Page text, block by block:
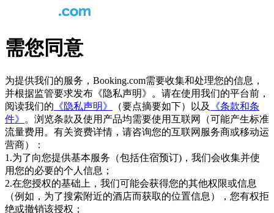
需您同意
为提供我们的服务，Booking.com需要收集和处理您的信息，
并根据监管要求发布《隐私声明》。请在使用我们的平台前，
阅读我们的 《隐私声明》 （要点摘要如下）以及
《条款和条
件》
。浏览条款及使用产品均需要使用互联网（可能产生标准
流量费用。有关资费详情，请咨询您的互联网服务商或移动运
营商）：
1.为了向您提供基本服务（包括住宿预订)，我们会收集并使
用您的必要的个人信息；
2.在您授权的基础上，我们可能会获得您的其他权限或信息
（例如，为了搜索附近的酒店而获取的位置信息），您有权拒
绝或撤销该授权；